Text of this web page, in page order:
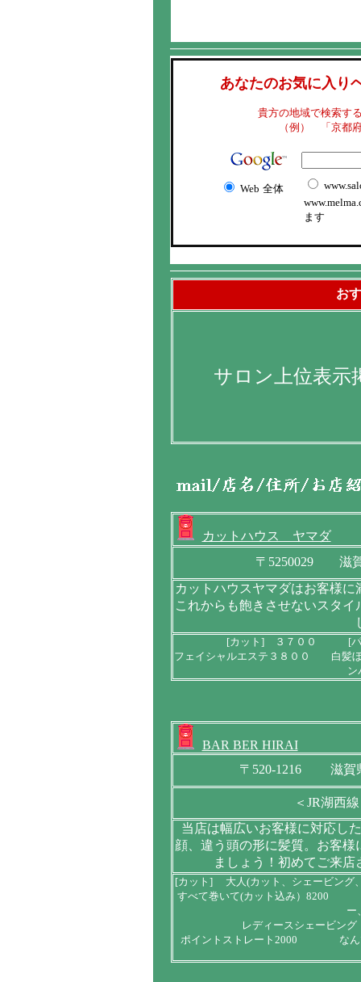
あなたのお気に入り
貴方の地域で検索す
（例） 「京都
Web 全体
ます
お
サロン上位表示
カットハウス ヤマダ
〒5250029 滋賀
カットハウスヤマダはお客様
これからも飽きさせないスタ
[カット] ３７００ [
フェイシャルエステ３８００ 白髪
BAR BER HIRAI
〒520-1216 滋賀県
＜JR湖西
当店は幅広いお客様に対応し
顔、違う頭の形に髪質。お客
ましょう！初めてご来
[カット] 大人(カット、シェービン
すべて巻いて(カット込み）8200 [
ー
レディースシェービ
ポイントストレート2000 なん